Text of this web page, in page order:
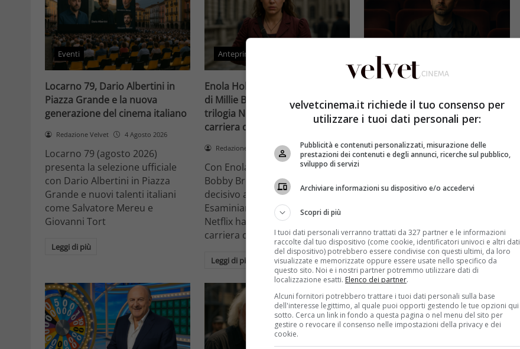
Eventi
Locarno 79, Dario Albertini in
Piazza Grande e la nuova
generazione del cinema italiano
Redazione Velvet 4 Agosto 2026
Locarno 79 (agosto 2026)
presenta la selezione ufficiale
con Dario Albertini in Piazza
Grande e nuovi talenti italiani
come Salvatore Mereu e
Giovanni Tort
Leggi di più
Anteprime
Enola Holmes 3 e il grande salto
di Millie Bobby Brown: come la
trilogia Netflix ha stravolto la
carriera di una star
Redazione Velvet 4 Agosto 2026
Con Enola Holmes 3, Millie
Bobby Brown compie un salto
decisivo a Hollywood.
Esaminiamo come la trilogia
Netflix ha trasformato la sua
carriera da attrice
Leggi di più
Eventi
visione: il grido d’allarme dal
Ciné di Riccione su opere prime
e genere
Redazione Velvet 4 Agosto 2026
poche new entry, scarso
Ciné di Riccione.
Leggi di più
velvetcinema.it richiede il tuo consenso per
utilizzare i tuoi dati personali per:
Pubblicità e contenuti personalizzati, misurazione delle
prestazioni dei contenuti e degli annunci, ricerche sul pubblico,
sviluppo di servizi
Archiviare informazioni su dispositivo e/o accedervi
Scopri di più
I tuoi dati personali verranno trattati da 327 partner e le informazioni
raccolte dal tuo dispositivo (come cookie, identificatori univoci e altri dati
del dispositivo) potrebbero essere condivise con questi ultimi, da loro
visualizzate e memorizzate oppure essere usate nello specifico da
questo sito. Noi e i nostri partner potremmo utilizzare dati di
localizzazione esatti. Elenco dei partner.
Alcuni fornitori potrebbero trattare i tuoi dati personali sulla base
dell'interesse legittimo, al quale puoi opporti gestendo le tue opzioni qui
sotto. Cerca un link in fondo a questa pagina o nel menu del sito per
gestire o revocare il consenso nelle impostazioni della privacy e dei
cookie.